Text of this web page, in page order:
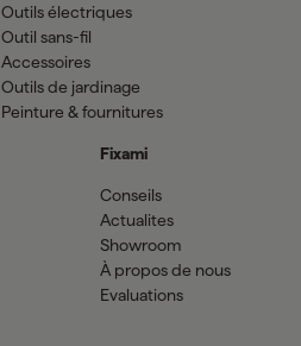
Outils électriques
Outil sans-fil
Accessoires
Outils de jardinage
Peinture & fournitures
Fixami
Conseils
Actualites
Showroom
À propos de nous
Evaluations